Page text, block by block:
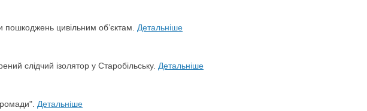
пошкоджень цивільним об’єктам. Детальніше
слідчий ізолятор у Старобільську. Детальніше
Детальніше